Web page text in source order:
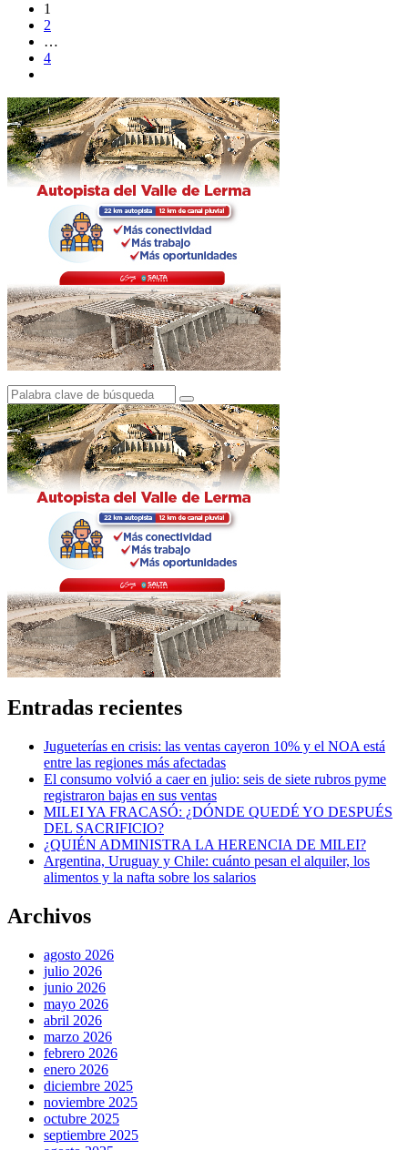
1
2
…
4
Entradas recientes
Jugueterías en crisis: las ventas cayeron 10% y el NOA está
entre las regiones más afectadas
El consumo volvió a caer en julio: seis de siete rubros pyme
registraron bajas en sus ventas
MILEI YA FRACASÓ: ¿DÓNDE QUEDÉ YO DESPUÉS
DEL SACRIFICIO?
¿QUIÉN ADMINISTRA LA HERENCIA DE MILEI?
Argentina, Uruguay y Chile: cuánto pesan el alquiler, los
alimentos y la nafta sobre los salarios
Archivos
agosto 2026
julio 2026
junio 2026
mayo 2026
abril 2026
marzo 2026
febrero 2026
enero 2026
diciembre 2025
noviembre 2025
octubre 2025
septiembre 2025